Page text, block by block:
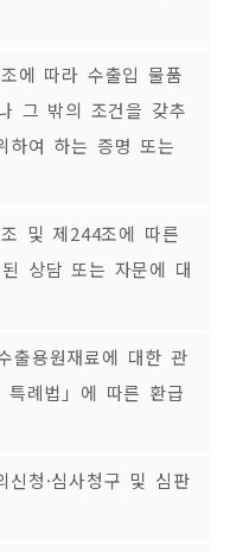
에 따라 수출입 물품
그 밖의 조건을 갖추
하여 하는 증명 또는
조 및 제244조에 따른
상담 또는 자문에 대
출용원재료에 대한 관
례법」에 따른 환급
신청·심사청구 및 심판